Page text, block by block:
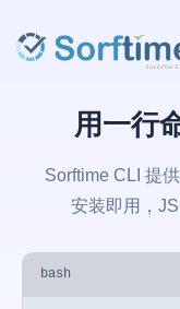
用一行
Sorftime CLI 提
安装即用，
bash